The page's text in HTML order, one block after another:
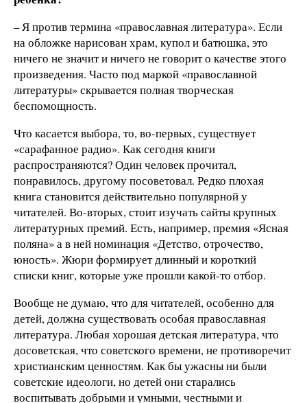
– Я против термина «православная литература». Если
на обложке нарисован храм, купол и батюшка, это
ничего не значит и ничего не говорит о качестве этого
произведения. Часто под маркой «православной
литературы» скрывается полная творческая
беспомощность.
Что касается выбора, то, во-первых, существует
«сарафанное радио». Как сегодня книги
распространяются? Один человек прочитал,
понравилось, другому посоветовал. Редко плохая
книга становится действительно популярной у
читателей. Во-вторых, стоит изучать сайты крупных
литературных премий. Есть, например, премия «Ясная
поляна» а в ней номинация «Детство, отрочество,
юность». Жюри формирует длинный и короткий
списки книг, которые уже прошли какой-то отбор.
Вообще не думаю, что для читателей, особенно для
детей, должна существовать особая православная
литература. Любая хорошая детская литература, что
досоветская, что советского времени, не противоречит
христианским ценностям. Как бы ужасны ни были
советские идеологи, но детей они старались
воспитывать добрыми и умными, честными и